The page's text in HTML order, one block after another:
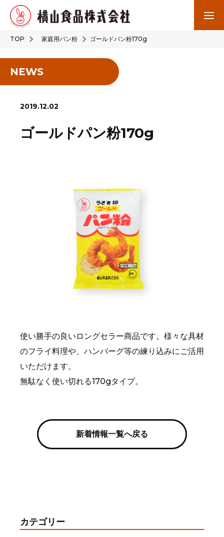
TOP 家庭用パン粉 ゴールドパン粉170g
NEWS
2019.12.02
ゴールドパン粉170g
使い勝手の良いロングセラー商品です。様々な具材
のフライ料理や、ハンバーグ等の練り込みにご活用
いただけます。
無駄なく使い切れる170gタイプ。
新着情報一覧へ戻る
カテゴリー